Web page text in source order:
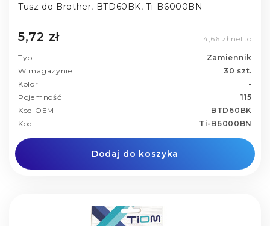
Tusz do Brother, BTD60BK, Ti-B6000BN
5,72 zł 4,66 zł netto
Typ
Zamiennik
W magazynie
30 szt.
Kolor
-
Pojemność
115
Kod OEM
BTD60BK
Kod
Ti-B6000BN
Dodaj do koszyka